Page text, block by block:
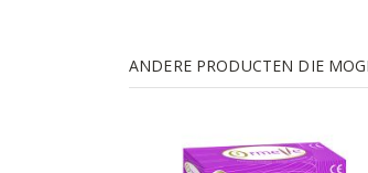
ANDERE PRODUCTEN DIE